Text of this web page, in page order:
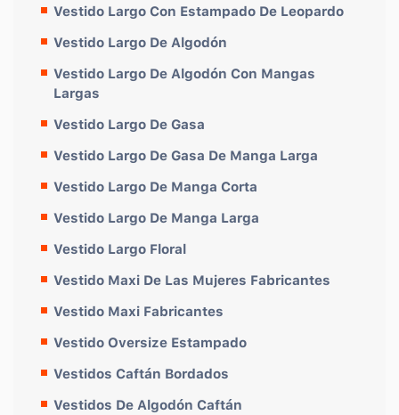
Vestido Largo Con Estampado De Leopardo
Vestido Largo De Algodón
Vestido Largo De Algodón Con Mangas
Largas
Vestido Largo De Gasa
Vestido Largo De Gasa De Manga Larga
Vestido Largo De Manga Corta
Vestido Largo De Manga Larga
Vestido Largo Floral
Vestido Maxi De Las Mujeres Fabricantes
Vestido Maxi Fabricantes
Vestido Oversize Estampado
Vestidos Caftán Bordados
Vestidos De Algodón Caftán